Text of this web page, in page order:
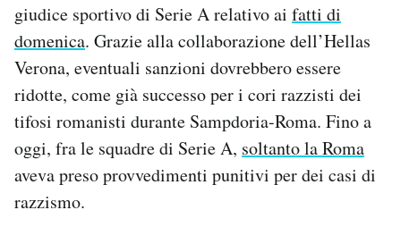
giudice sportivo di Serie A relativo ai fatti di
domenica. Grazie alla collaborazione dell’Hellas
Verona, eventuali sanzioni dovrebbero essere
ridotte, come già successo per i cori razzisti dei
tifosi romanisti durante Sampdoria-Roma. Fino a
oggi, fra le squadre di Serie A, soltanto la Roma
aveva preso provvedimenti punitivi per dei casi di
razzismo.